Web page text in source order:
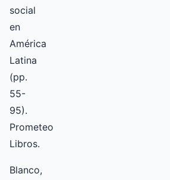
social
en
América
Latina
(pp.
55-
95).
Prometeo
Libros.
Blanco,